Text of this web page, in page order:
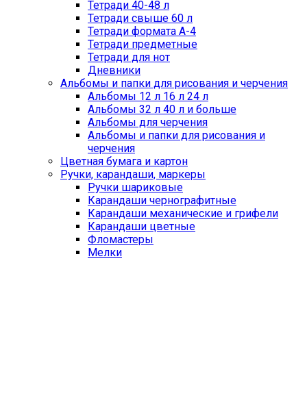
Тетради 40-48 л
Тетради свыше 60 л
Тетради формата А-4
Тетради предметные
Тетради для нот
Дневники
Альбомы и папки для рисования и черчения
Альбомы 12 л 16 л 24 л
Альбомы 32 л 40 л и больше
Альбомы для черчения
Альбомы и папки для рисования и
черчения
Цветная бумага и картон
Ручки, карандаши, маркеры
Ручки шариковые
Карандаши чернографитные
Карандаши механические и грифели
Карандаши цветные
Фломастеры
Мелки